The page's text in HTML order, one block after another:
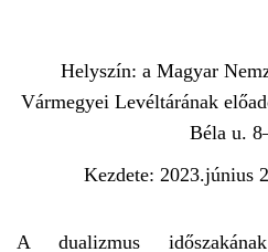
Helyszín: a Magyar
Vármegyei Levéltárának
Béla u.
Kezdete: 2023.június
A dualizmus